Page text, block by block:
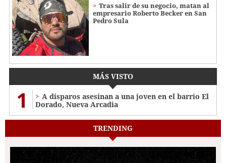
Tras salir de su negocio, matan al
empresario Roberto Becker en San
Pedro Sula
MÁS VISTO
1
A disparos asesinan a una joven en el barrio El
Dorado, Nueva Arcadia
TRENDING